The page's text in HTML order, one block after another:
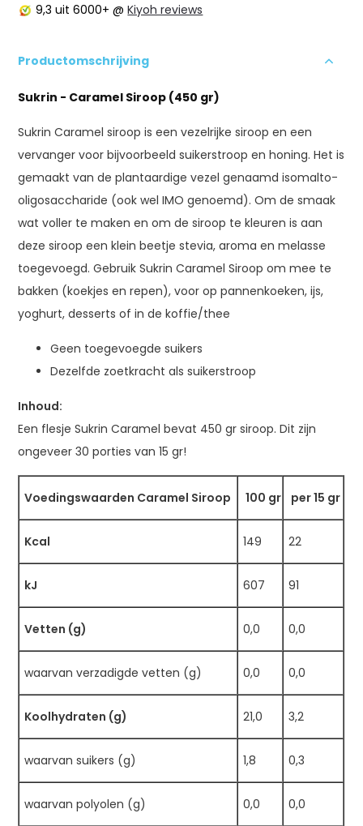
9,3 uit 6000+ @Kiyoh reviews
Productomschrijving
Sukrin - Caramel Siroop (450 gr)
Sukrin Caramel siroop is een vezelrijke siroop en een
vervanger voor bijvoorbeeld suikerstroop en honing. Het is
gemaakt van de plantaardige vezel genaamd isomalto-
oligosaccharide (ook wel IMO genoemd). Om de smaak
wat voller te maken en om de siroop te kleuren is aan
deze siroop een klein beetje stevia, aroma en melasse
toegevoegd. Gebruik Sukrin Caramel Siroop om mee te
bakken (koekjes en repen), voor op pannenkoeken, ijs,
yoghurt, desserts of in de koffie/thee
Geen toegevoegde suikers
Dezelfde zoetkracht als suikerstroop
Inhoud:
Een flesje Sukrin Caramel bevat 450 gr siroop. Dit zijn
ongeveer 30 porties van 15 gr!
Voedingswaarden Caramel Siroop 100 gr per 15 gr
Kcal 149 22
kJ 607 91
Vetten (g) 0,0 0,0
waarvan verzadigde vetten (g) 0,0 0,0
Koolhydraten (g) 21,0 3,2
waarvan suikers (g) 1,8 0,3
waarvan polyolen (g) 0,0 0,0